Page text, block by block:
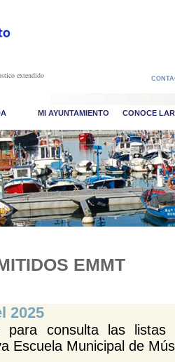
extendido
MI AYUNTAMIENTO CONOCE
EMMT
2025
para consulta las
Escuela Municipal de